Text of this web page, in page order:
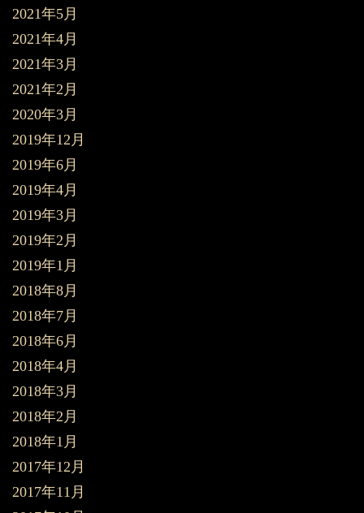
2021年5月
2021年4月
2021年3月
2021年2月
2020年3月
2019年12月
2019年6月
2019年4月
2019年3月
2019年2月
2019年1月
2018年8月
2018年7月
2018年6月
2018年4月
2018年3月
2018年2月
2018年1月
2017年12月
2017年11月